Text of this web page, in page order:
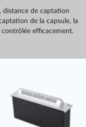
distance de captation
de la capsule, la
efficacement.